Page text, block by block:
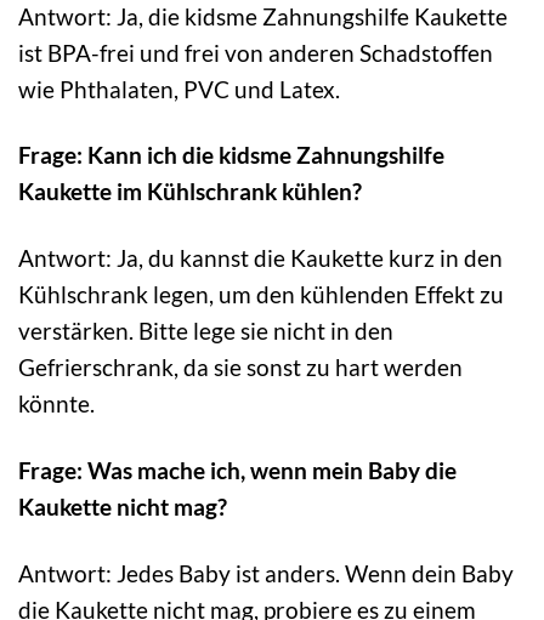
Antwort: Ja, die kidsme Zahnungshilfe Kaukette
ist BPA-frei und frei von anderen Schadstoffen
wie Phthalaten, PVC und Latex.
Frage: Kann ich die kidsme Zahnungshilfe
Kaukette im Kühlschrank kühlen?
Antwort: Ja, du kannst die Kaukette kurz in den
Kühlschrank legen, um den kühlenden Effekt zu
verstärken. Bitte lege sie nicht in den
Gefrierschrank, da sie sonst zu hart werden
könnte.
Frage: Was mache ich, wenn mein Baby die
Kaukette nicht mag?
Antwort: Jedes Baby ist anders. Wenn dein Baby
die Kaukette nicht mag, probiere es zu einem